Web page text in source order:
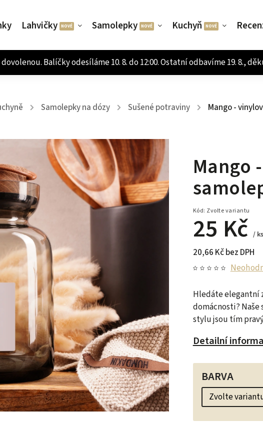
Lahvičky Samolepky Kuchyň
/ Samolepky na dózy / Sušené potraviny / Mango -
Mango
Kód: Zvolte variantu
25 Kč / ks
20,66 Kč bez DPH
Hledáte elegantní
domácnosti? Naše
stylu jsou tím
Detailní
BARVA